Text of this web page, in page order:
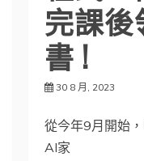
完課
書 !
30 8 月, 2023
從今年9月開始
AI家